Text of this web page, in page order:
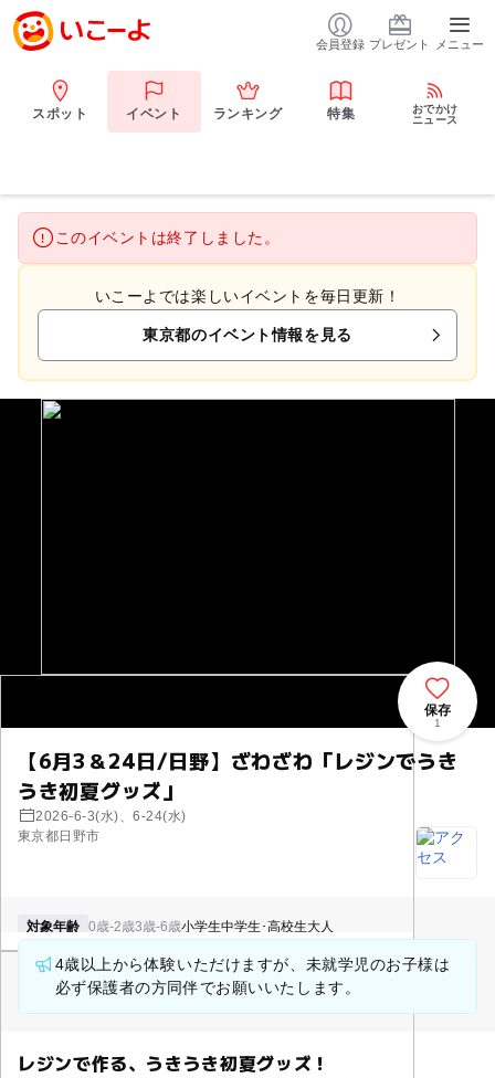
会員登録 プレゼント メニュー
スポット イベント ランキング 特集
おでかけ
ニュース
このイベントは終了しました。
いこーよでは楽しいイベントを毎日更新！
東京都のイベント情報を見る
【6月3＆24日/日野】ざわざわ「レジンでうき
うき初夏グッズ」
2026-6-3(水)、6-24(水)
東京都日野市
保存
1
対象年齢 0歳-2歳3歳-6歳小学生中学生･高校生大人
4歳以上から体験いただけますが、未就学児のお子様は
必ず保護者の方同伴でお願いいたします。
レジンで作る、うきうき初夏グッズ！